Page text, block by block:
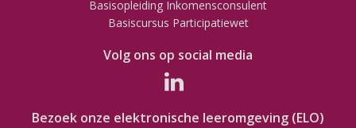
Basisopleiding Inkomensconsulent
Basiscursus Participatiewet
Volg ons op social media
Bezoek onze elektronische leeromgeving (ELO)